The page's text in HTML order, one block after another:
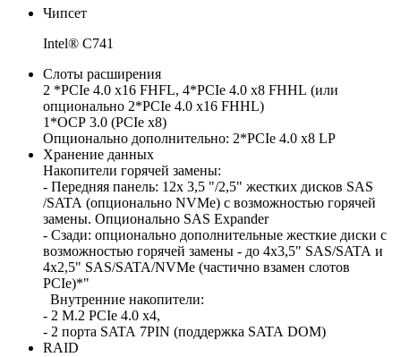
Чипсет
Intel® C741
Слоты расширения
2 *PCIe 4.0 x16 FHFL, 4*PCIe 4.0 x8 FHHL (или
опционально 2*PCIe 4.0 x16 FHHL)
1*OCP 3.0 (PCIe x8)
Опционально дополнительно: 2*PCIe 4.0 x8 LP
Хранение данных
Накопители горячей замены:
- Передняя панель: 12x 3,5 "/2,5" жестких дисков SAS
/SATA (опционально NVMe) с возможностью горячей
замены. Опционально SAS Expander
- Сзади: опционально дополнительные жесткие диски с
возможностью горячей замены - до 4x3,5" SAS/SATA и
4x2,5" SAS/SATA/NVMe (частично взамен слотов
PCIe)*"
Внутренние накопители:
- 2 M.2 PCIe 4.0 x4,
- 2 порта SATA 7PIN (поддержка SATA DOM)
RAID